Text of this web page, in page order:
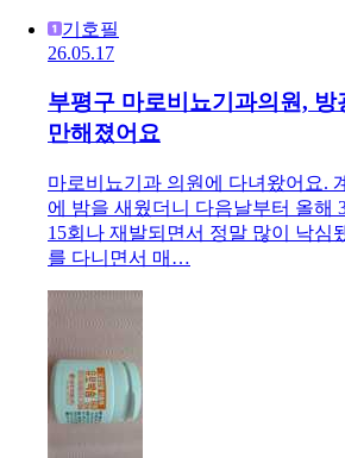
기호필
26.05.17
부평구 마로비뇨기과의원,
만해졌어요
마로비뇨기과 의원에 다녀왔어요.
에 밤을 새웠더니 다음날부터 올해
15회나 재발되면서 정말 많이 낙심
를 다니면서 매…